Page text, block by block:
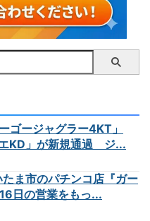
ゴージャグラー4KT」
エKD」が新規通過 ジ...
たま市のパチンコ店『ガー
日の営業をもっ...